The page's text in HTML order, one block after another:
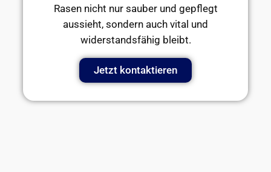
Rasen nicht nur sauber und gepflegt
aussieht, sondern auch vital und
widerstandsfähig bleibt.
Jetzt kontaktieren